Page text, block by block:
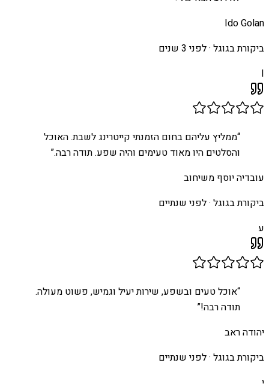
Ido Golan
ביקורת בגוגל ·לפני 3 שנים
I
“ממליץ עליהם בחום הזמנתי קייטרינג לשבת. האוכל
והסלטים היו מאוד טעימים והיה שפע. תודה רבה.”
עובדיה יוסף משיחוב
ביקורת בגוגל ·לפני שנתיים
ע
“אוכל טעים ובשפע, שירות יעיל וגמיש, פשוט מעולה.
תודה רבה!”
יהודה ראב
ביקורת בגוגל ·לפני שנתיים
י